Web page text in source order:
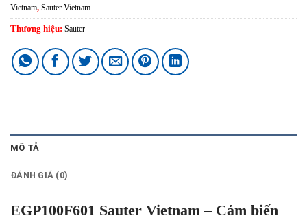
Vietnam, Sauter Vietnam
Thương hiệu: Sauter
MÔ TẢ
ĐÁNH GIÁ (0)
EGP100F601 Sauter Vietnam – Cảm biến